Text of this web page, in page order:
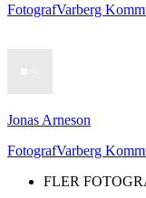
FotografVarberg
Jonas Arneson
FotografVarberg
FLER